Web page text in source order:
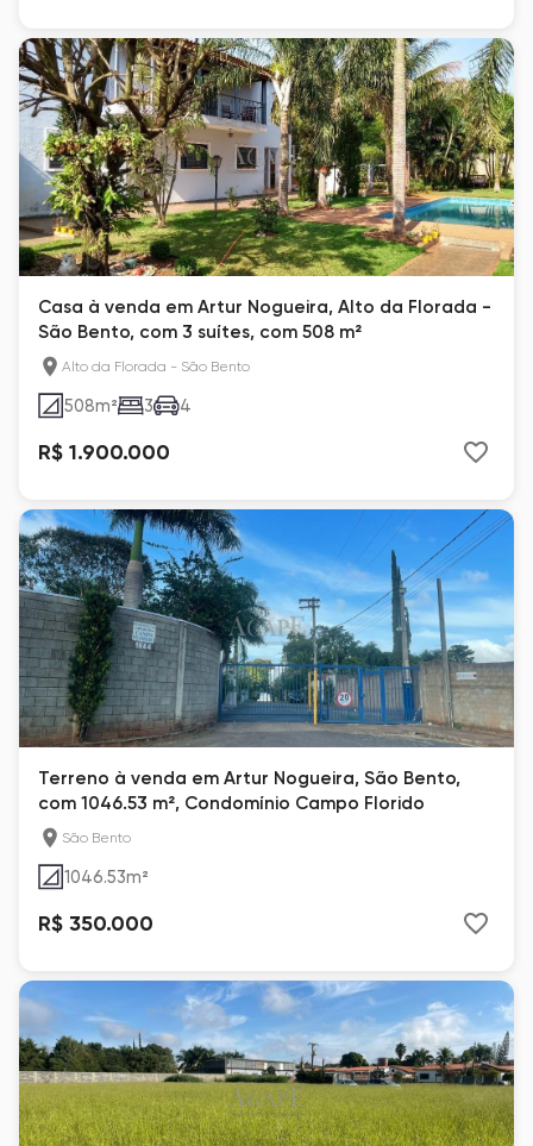
Casa à venda em Artur Nogueira, Alto da Florada -
São Bento, com 3 suítes, com 508 m²
Alto da Florada - São Bento
508m² 3 4
R$ 1.900.000
Terreno à venda em Artur Nogueira, São Bento,
com 1046.53 m², Condomínio Campo Florido
São Bento
1046.53m²
R$ 350.000